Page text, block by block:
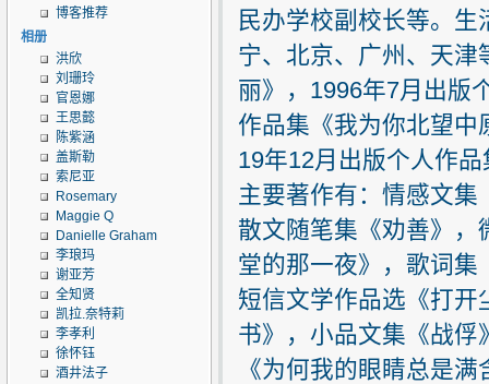
博客推荐
相册
洪欣
刘珊玲
官恩娜
王思懿
陈紫涵
盖斯勒
索尼亚
Rosemary
Maggie Q
Danielle Graham
李琅玛
谢亚芳
全知贤
凯拉.奈特莉
李孝利
徐怀钰
酒井法子
民办学校副校长等。
宁、北京、广州、天津
丽》，1996年7月出版
作品集《我为你北望中
19年12月出版个人作
主要著作有：情感文
散文随笔集《劝善》，
堂的那一夜》，歌词
短信文学作品选《打开
书》，小品文集《战
《为何我的眼睛总是